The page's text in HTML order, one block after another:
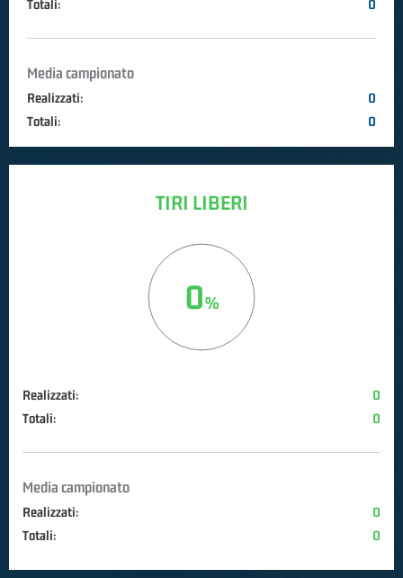
Totali: 0
Media campionato
Realizzati:
0
Totali:
0
TIRI LIBERI
0
Realizzati:
0
Totali:
0
Media campionato
Realizzati:
0
Totali:
0